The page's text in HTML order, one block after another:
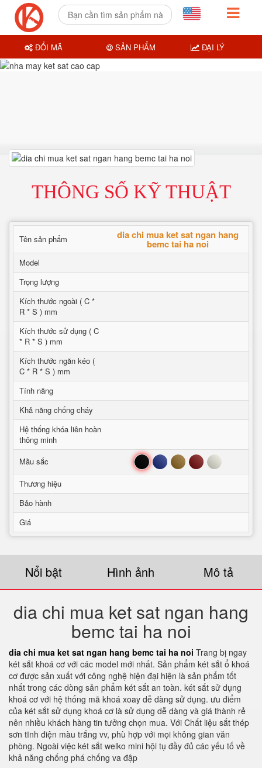
THÔNG SỐ KỸ THUẬT
Tên sản phẩm dia chi mua ket sat ngan hang
bemc tai ha noi
Model
Trọng lượng
Kích thước ngoài ( C *
R * S ) mm
Kích thước sử dụng ( C
* R * S ) mm
Kích thước ngăn kéo (
C * R * S ) mm
Tính năng
Khả năng chống cháy
Hệ thống khóa liên hoàn
thông minh
Mầu sắc
Đen Xanh Nâu Đỏ Trắng
Thương hiệu
Bảo hành
Giá
Nổi bật Hình ảnh Mô tả
dia chi mua ket sat ngan hang
bemc tai ha noi
dia chi mua ket sat ngan hang bemc tai ha noi Trang bị ngay
két sắt khoá cơ với các model mới nhất. Sản phẩm két sắt ổ khoá
cơ được sản xuất với công nghệ hiện đại hiện là sản phẩm tốt
nhất trong các dòng sản phẩm két sắt an toàn. két sắt sử dụng
khoá cơ với hệ thống mã khoá xoay dễ dàng sử dụng. ưu điểm
của két sắt sử dụng khoá cơ là sử dụng dễ dàng và giá thành rẻ
nên nhiều khách hàng tin tưởng chọn mua. Với Chất liệu sắt thép
sơn tĩnh điện màu trắng vv, phù hợp với mọi không gian văn
phòng. Ngoài việc két sắt welko mini hội tụ đầy đủ các yếu tố về
khả năng chống phá chống va đập
ĐỔI MÃ SẢN PHẨM ĐẠI LÝ